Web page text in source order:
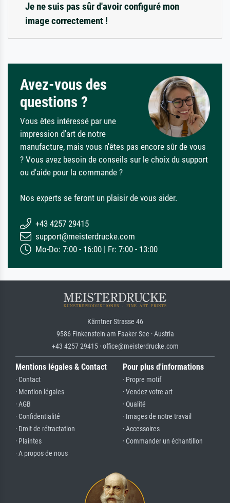
Je ne suis pas sûr d'avoir configuré mon
image correctement !
Avez-vous des
questions ?
Vous êtes intéressé par une
impression d'art de notre
manufacture, mais vous n'êtes pas encore sûr de vous
? Vous avez besoin de conseils sur le choix du support
ou d'aide pour la commande ?
Nos experts se feront un plaisir de vous aider.
+43 4257 29415
support@meisterdrucke.com
Mo-Do: 7:00 - 16:00 | Fr: 7:00 - 13:00
Kärntner Strasse 46
9586 Finkenstein am Faaker See · Austria
+43 4257 29415 · office@meisterdrucke.com
Mentions légales & Contact
· Contact
· Mention légales
· AGB
· Confidentialité
· Droit de rétractation
· Plaintes
· A propos de nous
Pour plus d'informations
· Propre motif
· Vendez votre art
· Qualité
· Images de notre travail
· Accessoires
· Commander un échantillon